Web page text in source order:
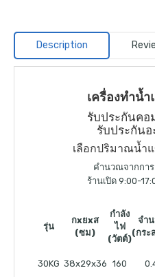
Description
เครื่องทำน้ำ
รับประกันคอ
รับประกันอ
เลือกปริมาณน้ำ
คำนวณจากการ
ร้านเปิด 9:00-
รุ่น
กxยxส
(ซม)
กำลัง
ไฟ
(วัตต์)
จำ
(กระ
30KG 38x29x36 160